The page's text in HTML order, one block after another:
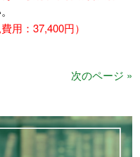
用：37,400円）
次のページ »